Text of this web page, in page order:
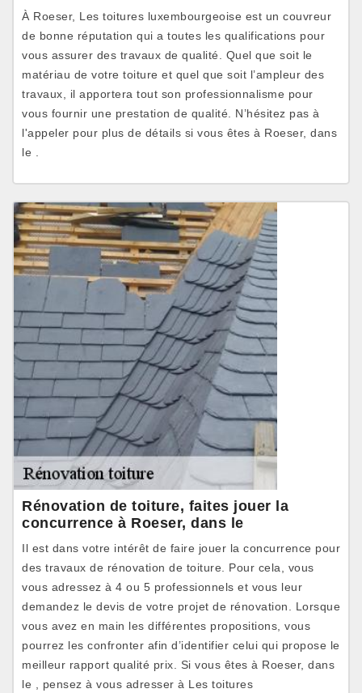
À Roeser, Les toitures luxembourgeoise est un couvreur
de bonne réputation qui a toutes les qualifications pour
vous assurer des travaux de qualité. Quel que soit le
matériau de votre toiture et quel que soit l’ampleur des
travaux, il apportera tout son professionnalisme pour
vous fournir une prestation de qualité. N’hésitez pas à
l'appeler pour plus de détails si vous êtes à Roeser, dans
le .
Rénovation de toiture, faites jouer la
concurrence à Roeser, dans le
Il est dans votre intérêt de faire jouer la concurrence pour
des travaux de rénovation de toiture. Pour cela, vous
vous adressez à 4 ou 5 professionnels et vous leur
demandez le devis de votre projet de rénovation. Lorsque
vous avez en main les différentes propositions, vous
pourrez les confronter afin d’identifier celui qui propose le
meilleur rapport qualité prix. Si vous êtes à Roeser, dans
le , pensez à vous adresser à Les toitures